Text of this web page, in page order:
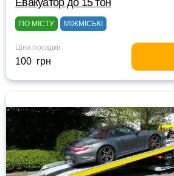
Евакуатор до 15 тон
ПО МІСТУ МІЖМІСЬКІ
Ціна посадки
100 грн